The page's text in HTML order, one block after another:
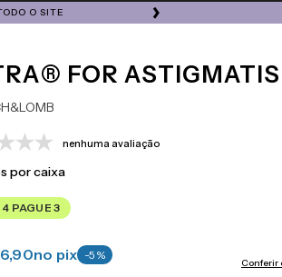
O SITE ÓCULOS DE GRAU,
FOR
nenhuma avaliação
por caixa
PAGUE 3
no pix -5 %
Conferir